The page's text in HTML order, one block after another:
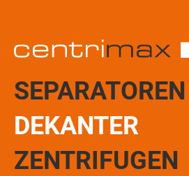
SEPARATOREN
DEKANTER
ZENTRIFUGEN